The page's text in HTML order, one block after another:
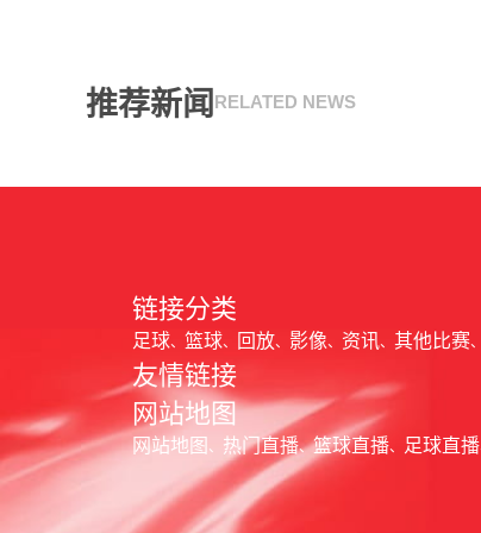
推荐新闻 RELATED NEWS
链接分类
足球 篮球 回放 影像 资讯 其他比赛
友情链接
网站地图
网站地图 热门直播 篮球直播 足球直播